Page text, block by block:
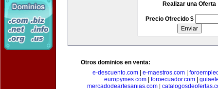
Realizar una Oferta
Precio Ofrecido $
Otros dominios en venta:
e-descuento.com| e-maestros.com|
europymes.com| foroecuador.com|
mercadodeartesanias.com